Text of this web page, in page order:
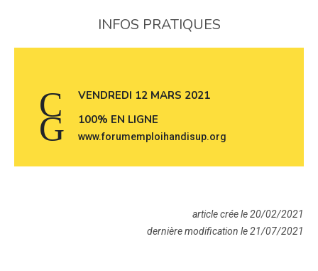
INFOS PRATIQUES
VENDREDI 12 MARS 2021
100% EN LIGNE
www.forumemploihandisup.org
article crée le 20/02/2021
dernière modification le 21/07/2021